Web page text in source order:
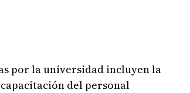
por la universidad incluyen la
del personal